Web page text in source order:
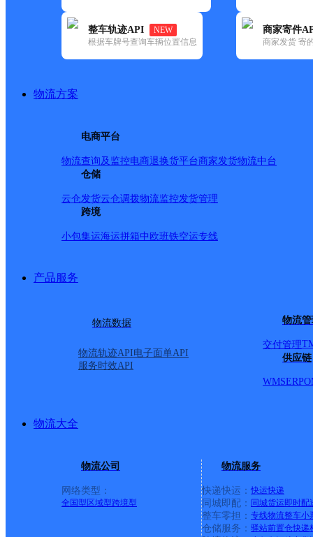
整车轨迹API
NEW
根据车牌号查询车辆位置信息
商家寄件
商家发货 寄
物流方案
电商平台
物流查询及监控电商退换货平台商家发货物流中台
仓储
云仓发货云仓调拨物流监控发货管理
跨境
小包集运海运拼箱中欧班铁空运专线
产品服务
物流数据
物流轨迹API电子面单API
服务时效API
物流
交付管理
供应链
WMSERP
物流大全
物流公司
网络类型：
全国型 区域型跨境型
物流服务
快递快运： 快运快递
同城即配： 同城货运即时配
整车零担： 专线物流整车小
仓储服务： 驿站前置仓快递
更新时间：2021-11-26 00:00:00
所属快递：圆通速递
所属区域：福建省-福州市-罗源县
网点地址：福建省福州市罗源县
网点负责人：